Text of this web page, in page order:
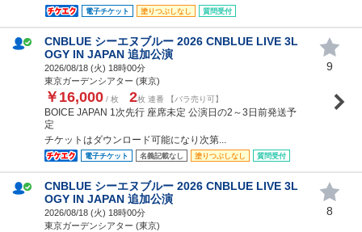
電子チケット 塗りつぶしなし 質問受付
CNBLUE シーエヌブルー 2026 CNBLUE LIVE 3L
OGY IN JAPAN 追加公演
2026/08/18 (火) 18時00分
東京ガーデンシアター (東京)
￥16,000 / 枚 2枚 連番 【バラ売り可】
BOICE JAPAN 1次先行 座席未定 公演日の2～3日前発送予
定
チケットはダウンロード可能になり次第...
電子チケット 名義記載なし 塗りつぶしなし 質問受付
9
CNBLUE シーエヌブルー 2026 CNBLUE LIVE 3L
OGY IN JAPAN 追加公演
2026/08/18 (火) 18時00分
東京ガーデンシアター (東京)
8